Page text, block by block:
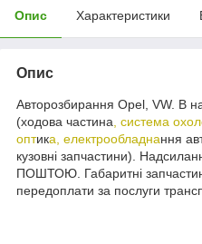
Опис Характеристики
Опис
Авторозбирання Opel, VW. В
(ходова частина , система
оптика, електрообладнання
кузовні запчастини).
ПОШТОЮ. Габаритні
передоплати за послуги